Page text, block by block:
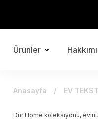
Ürünler
Anasayfa EV
Dnr Home koleksiyonu,